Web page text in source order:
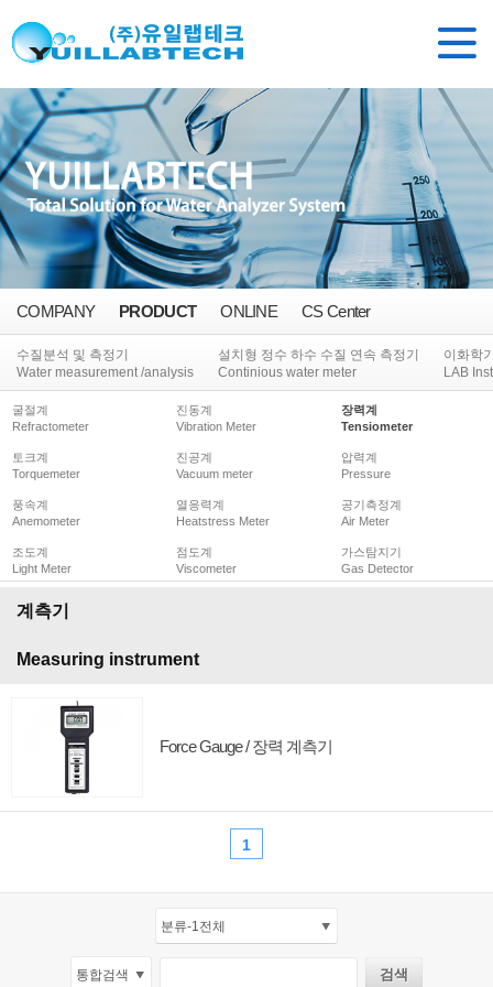
COMPANY PRODUCT ONLINE CS Center
수질분석 및 측정기
Water measurement /analysis
설치형 정수 하수 수질 연속 측정기
Continious water meter
이화학
LAB
굴절계
Refractometer
진동계
Vibration Meter
장력계
Tensiometer
토크계
Torquemeter
진공계
Vacuum meter
압력계
Pressure
풍속계
Anemometer
열응력계
Heatstress Meter
공기측정계
Air Meter
조도계
Light Meter
점도계
Viscometer
가스탐지기
Gas Detector
계측기
Measuring instrument
Force Gauge / 장력 계측기
1